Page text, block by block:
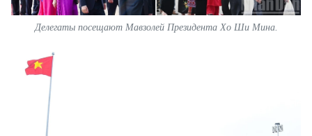
Делегаты посещают Мавзолей Президента Хо Ши Мина.